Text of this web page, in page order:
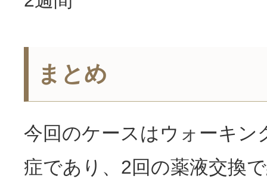
まとめ
今回のケースはウォーキン
症であり、2回の薬液交換